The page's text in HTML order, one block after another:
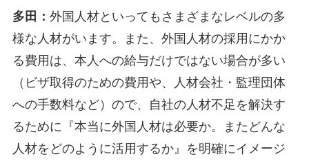
多田： 外国人材といってもさまざまなレベルの多
様な人材がいます。また、外国人材の採用にかか
る費用は、本人への給与だけではない場合が多い
（ビザ取得のための費用や、人材会社・監理団体
への手数料など）ので、自社の人材不足を解決す
るために『本当に外国人材は必要か。またどんな
人材をどのように活用するか』を明確にイメージ